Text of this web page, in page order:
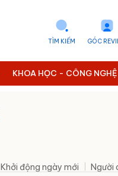
GÓC
TÌM KIẾM
KHOA HỌC - CÔNG NGHỆ
Khởi động ngày mới Người